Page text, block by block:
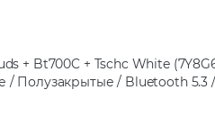
+ Bt700C + Tschc White
Полузакрытые / Bluetooth 5.3